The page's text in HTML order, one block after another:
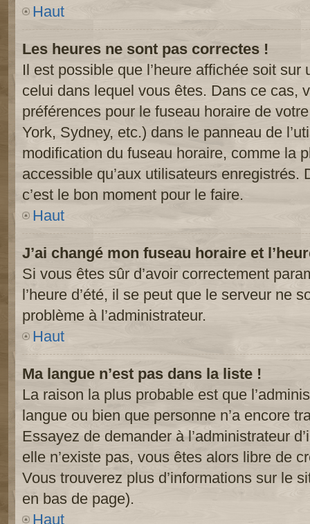
Haut
Les heures ne sont pas correctes !
Il est possible que l’heure affichée soit
celui dans lequel vous êtes. Dans ce cas,
préférences pour le fuseau horaire de
York, Sydney, etc.) dans le panneau de
modification du fuseau horaire, comme la
accessible qu’aux utilisateurs enregistrés.
c’est le bon moment pour le faire.
Haut
J’ai changé mon fuseau horaire et
Si vous êtes sûr d’avoir correctement
l’heure d’été, il se peut que le serveur ne
problème à l’administrateur.
Haut
Ma langue n’est pas dans la liste !
La raison la plus probable est que
langue ou bien que personne n’a encore
Essayez de demander à l’administrateur
elle n’existe pas, vous êtes alors libre de
Vous trouverez plus d’informations sur le
en bas de page).
Haut